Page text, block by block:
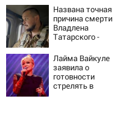
резервов»
Названа точная
причина смерти
Владлена
Татарского -
Вести.ru
Лайма Вайкуле
заявила о
готовности
стрелять в